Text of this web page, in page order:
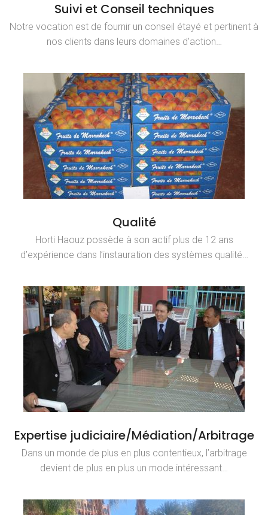
Suivi et Conseil techniques
Notre vocation est de fournir un conseil étayé et pertinent à
nos clients dans leurs domaines d’action…
Qualité
Horti Haouz possède à son actif plus de 12 ans
d’expérience dans l’instauration des systèmes qualité…
Expertise judiciaire/Médiation/Arbitrage
Dans un monde de plus en plus contentieux, l’arbitrage
devient de plus en plus un mode intéressant…